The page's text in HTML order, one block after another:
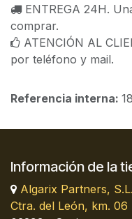
ENTREGA 24H.
comprar.
ATENCIÓN AL
por teléfono y mail.
Referencia interna:
Información de la
Algarix Partners, S.L.
Ctra. del León, km. 06